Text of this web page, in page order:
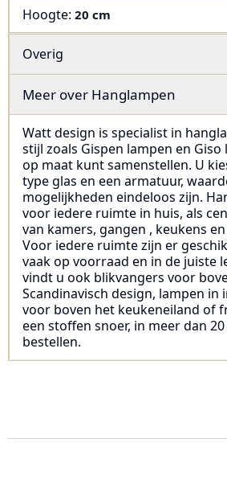
Hoogte: 20 cm
Overig
Meer over Hanglampen
Watt design is specialist in
stijl zoals Gispen lampen en
op maat kunt samenstellen. U
type glas en een armatuur,
mogelijkheden eindeloos zijn.
voor iedere ruimte in huis, als
van kamers, gangen , keukens
Voor iedere ruimte zijn er
vaak op voorraad en in de juiste
vindt u ook blikvangers voor
Scandinavisch design, lampen in
voor boven het keukeneiland of
een stoffen snoer, in meer dan
bestellen.